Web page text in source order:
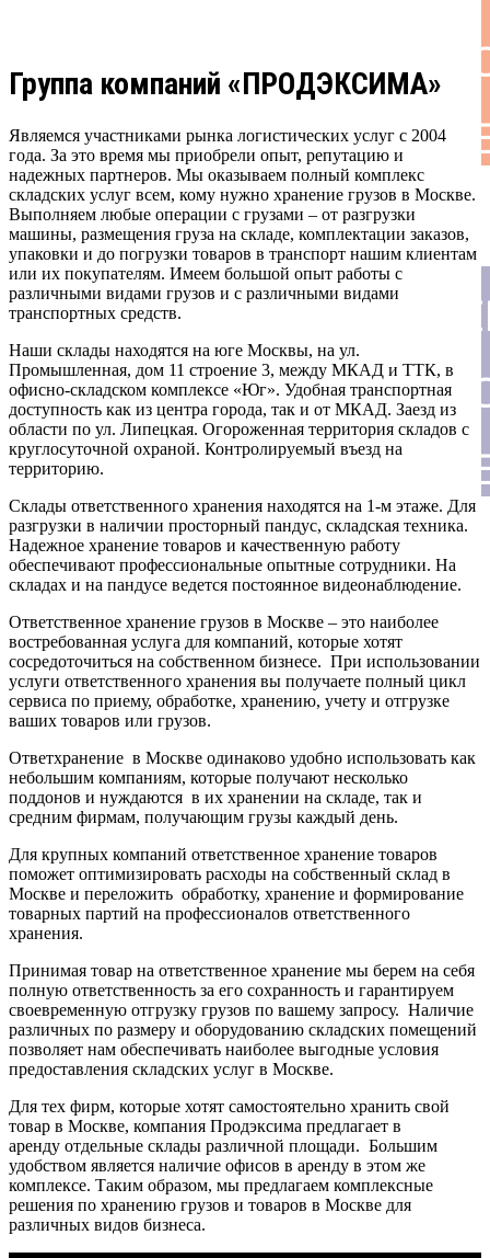
КОНСОЛИДАЦИЯ,
СКЛАДСКИЕ И
+7-903-798-5505
ОТВЕТСТВЕННОЕ
КОНСОЛИДАЦИЯ,
СКЛАДСКИЕ И
+7-903-798-5505
Группа компаний «ПРОДЭКСИМА»
Являемся участниками рынка логистических услуг с 2004
года. За это время мы приобрели опыт, репутацию и
надежных партнеров. Мы оказываем полный комплекс
складских услуг всем, кому нужно хранение грузов в Москве.
Выполняем любые операции с грузами – от разгрузки
машины, размещения груза на складе, комплектации заказов,
упаковки и до погрузки товаров в транспорт нашим клиентам
или их покупателям. Имеем большой опыт работы с
различными видами грузов и с различными видами
транспортных средств.
Наши склады находятся на юге Москвы, на ул.
Промышленная, дом 11 строение 3, между МКАД и ТТК, в
офисно-складском комплексе «Юг». Удобная транспортная
доступность как из центра города, так и от МКАД. Заезд из
области по ул. Липецкая. Огороженная территория складов с
круглосуточной охраной. Контролируемый въезд на
территорию.
Склады ответственного хранения находятся на 1-м этаже. Для
разгрузки в наличии просторный пандус, складская техника.
Надежное хранение товаров и качественную работу
обеспечивают профессиональные опытные сотрудники. На
складах и на пандусе ведется постоянное видеонаблюдение.
Ответственное хранение грузов в Москве – это наиболее
востребованная услуга для компаний, которые хотят
сосредоточиться на собственном бизнесе. При использовании
услуги ответственного хранения вы получаете полный цикл
сервиса по приему, обработке, хранению, учету и отгрузке
ваших товаров или грузов.
Ответхранение в Москве одинаково удобно использовать как
небольшим компаниям, которые получают несколько
поддонов и нуждаются в их хранении на складе, так и
средним фирмам, получающим грузы каждый день.
Для крупных компаний ответственное хранение товаров
поможет оптимизировать расходы на собственный склад в
Москве и переложить обработку, хранение и формирование
товарных партий на профессионалов ответственного
хранения.
Принимая товар на ответственное хранение мы берем на себя
полную ответственность за его сохранность и гарантируем
своевременную отгрузку грузов по вашему запросу. Наличие
различных по размеру и оборудованию складских помещений
позволяет нам обеспечивать наиболее выгодные условия
предоставления складских услуг в Москве.
Для тех фирм, которые хотят самостоятельно хранить свой
товар в Москве, компания Продэксима предлагает в
аренду отдельные склады различной площади. Большим
удобством является наличие офисов в аренду в этом же
комплексе. Таким образом, мы предлагаем комплексные
решения по хранению грузов и товаров в Москве для
различных видов бизнеса.